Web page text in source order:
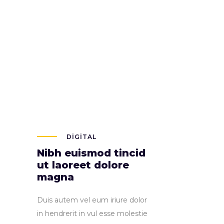
DIGITAL
Nibh euismod tincid
ut laoreet dolore
magna
Duis autem vel eum iriure dolor
in hendrerit in vul esse molestie